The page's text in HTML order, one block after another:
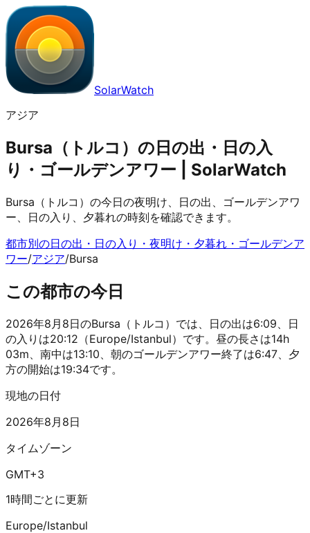
SolarWatch
アジア
Bursa（トルコ）の日の出・日の入
り・ゴールデンアワー | SolarWatch
Bursa（トルコ）の今日の夜明け、日の出、ゴールデンアワ
ー、日の入り、夕暮れの時刻を確認できます。
都市別の日の出・日の入り・夜明け・夕暮れ・ゴールデンア
ワー/アジア/Bursa
この都市の今日
2026年8月8日のBursa（トルコ）では、日の出は6:09、日
の入りは20:12（Europe/Istanbul）です。昼の長さは14h
03m、南中は13:10、朝のゴールデンアワー終了は6:47、夕
方の開始は19:34です。
現地の日付
2026年8月8日
タイムゾーン
GMT+3
1時間ごとに更新
Europe/Istanbul